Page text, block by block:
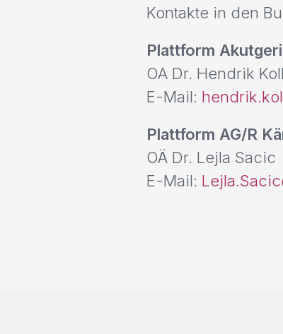
Kontakte in den
Plattform
OA Dr. Hendrik
E-Mail:
Plattform AG/R
OÄ Dr. Lejla Sacic
E-Mail: